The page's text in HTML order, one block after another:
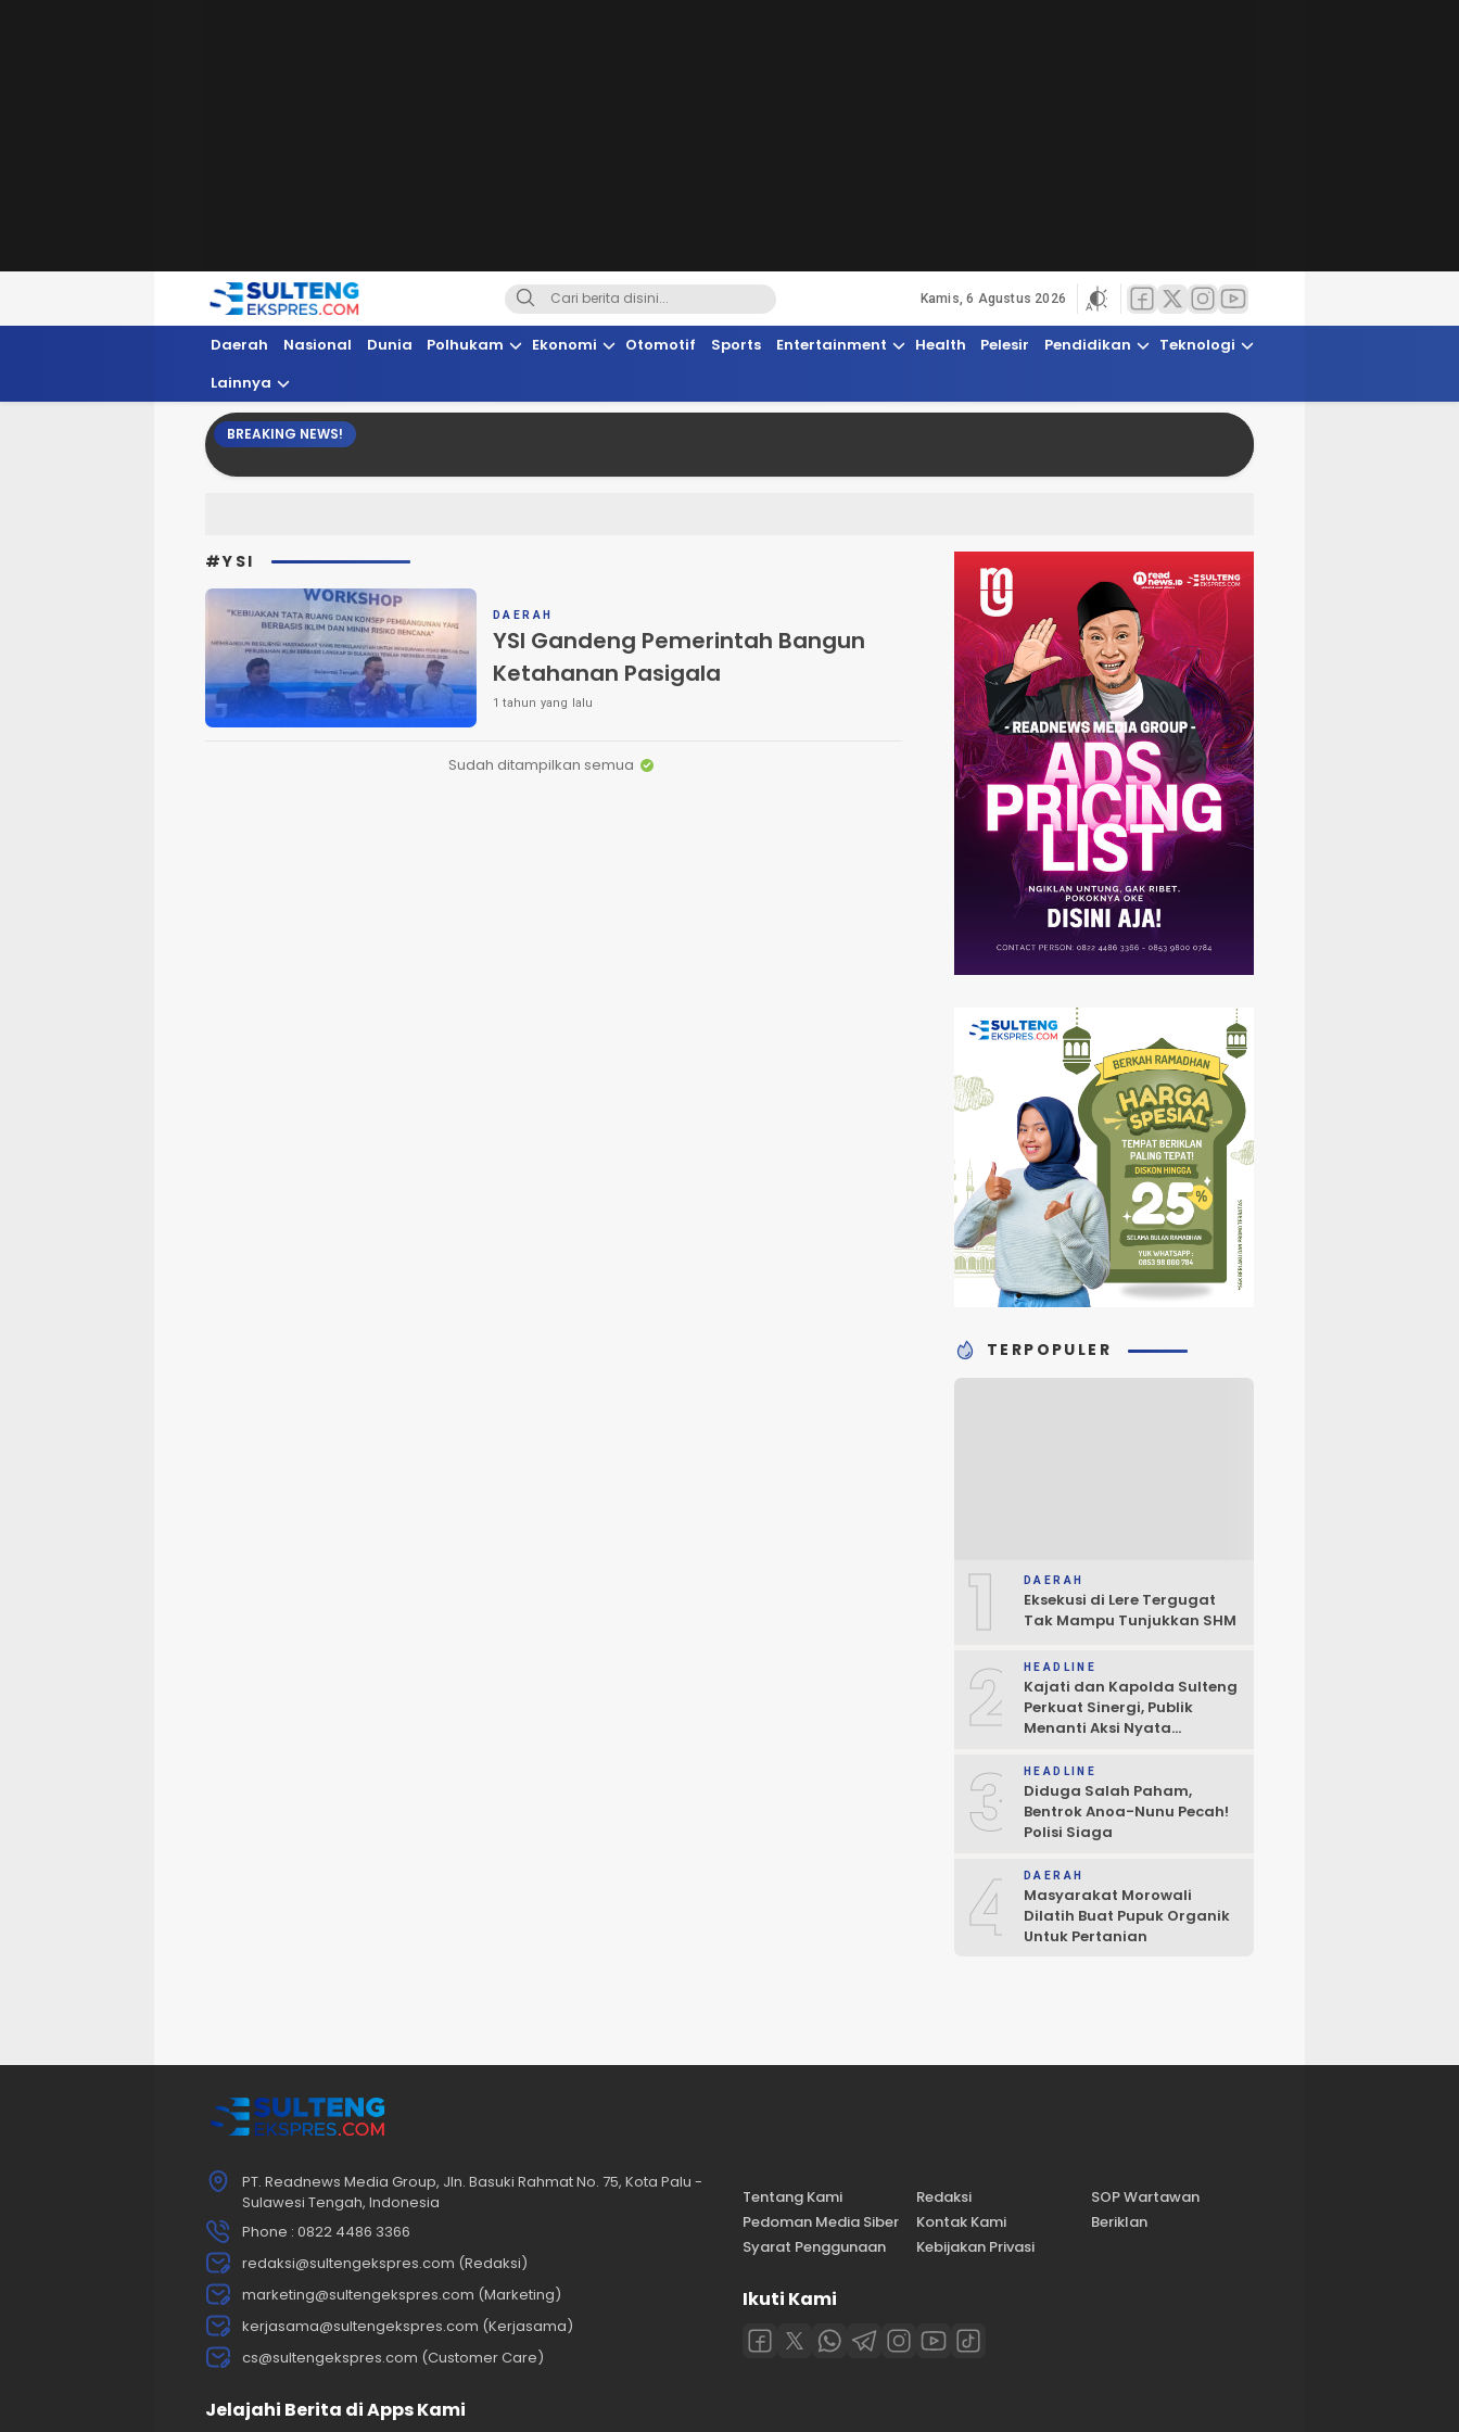
Sultengekspres.com
Berita Seputar Sulteng Hari Ini, Update Terkini, Suaranya Rakyat Sulteng
Kamis, 6 Agustus 2026
Daerah Nasional Dunia Polhukam Ekonomi Otomotif Sports Entertainment Health Pelesir Pendidikan
Teknologi
Lainnya
BREAKING NEWS!
#YSI
DAERAH
YSI Gandeng Pemerintah Bangun
Ketahanan Pasigala
1 tahun yang lalu
Sudah ditampilkan semua
TERPOPULER
1 DAERAH
Eksekusi di Lere Tergugat
Tak Mampu Tunjukkan SHM
2 HEADLINE
Kajati dan Kapolda Sulteng
Perkuat Sinergi, Publik
Menanti Aksi Nyata
3 HEADLINE
Diduga Salah Paham,
Bentrok Anoa-Nunu Pecah!
Polisi Siaga
4 DAERAH
Masyarakat Morowali
Dilatih Buat Pupuk Organik
Untuk Pertanian
PT. Readnews Media Group, Jln. Basuki Rahmat No. 75, Kota Palu -
Sulawesi Tengah, Indonesia
Phone : 0822 4486 3366
redaksi@sultengekspres.com (Redaksi)
marketing@sultengekspres.com (Marketing)
kerjasama@sultengekspres.com (Kerjasama)
cs@sultengekspres.com (Customer Care)
Jelajahi Berita di Apps Kami
Tentang Kami Redaksi
SOP Wartawan
Pedoman Media Siber
Kontak Kami
Beriklan
Syarat Penggunaan
Kebijakan Privasi
Ikuti Kami